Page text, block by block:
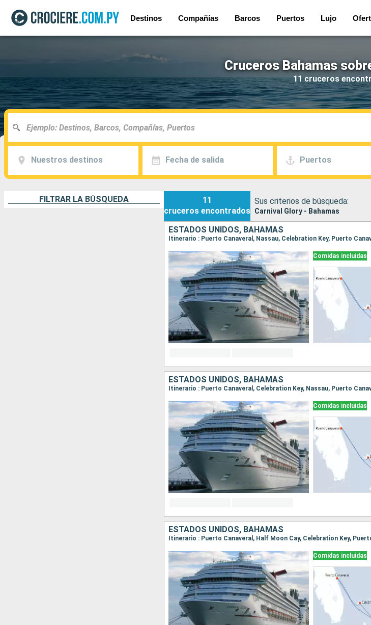
Destinos Compañías Barcos Puertos Lujo
Cruceros Bahamas
11 cruceros
Nuestros destinos Fecha de salida Puertos
FILTRAR LA BÚSQUEDA
11
cruceros encontrados
Sus criterios de búsqueda:
Carnival Glory - Bahamas
ESTADOS UNIDOS, BAHAMAS
Itinerario : Puerto Canaveral, Nassau, Celebration Key, Puerto
Comidas incluidas
ESTADOS UNIDOS, BAHAMAS
Itinerario : Puerto Canaveral, Celebration Key, Nassau, Puerto
Comidas incluidas
ESTADOS UNIDOS, BAHAMAS
Itinerario : Puerto Canaveral, Half Moon Cay, Celebration Key,
Comidas incluidas